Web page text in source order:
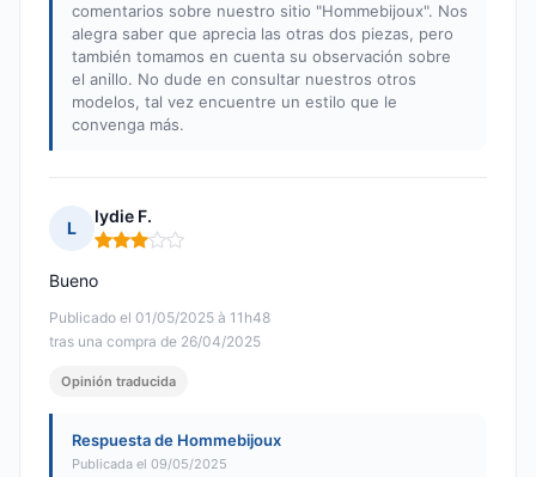
comentarios sobre nuestro sitio "Hommebijoux". Nos
alegra saber que aprecia las otras dos piezas, pero
también tomamos en cuenta su observación sobre
el anillo. No dude en consultar nuestros otros
modelos, tal vez encuentre un estilo que le
convenga más.
L
lydie F.
Nota: 3 de 5
Publicado el 01/05/2025 à 11h48
tras una compra de 26/04/2025
Bueno
Opinión traducida
Respuesta de Hommebijoux
Publicada el 09/05/2025